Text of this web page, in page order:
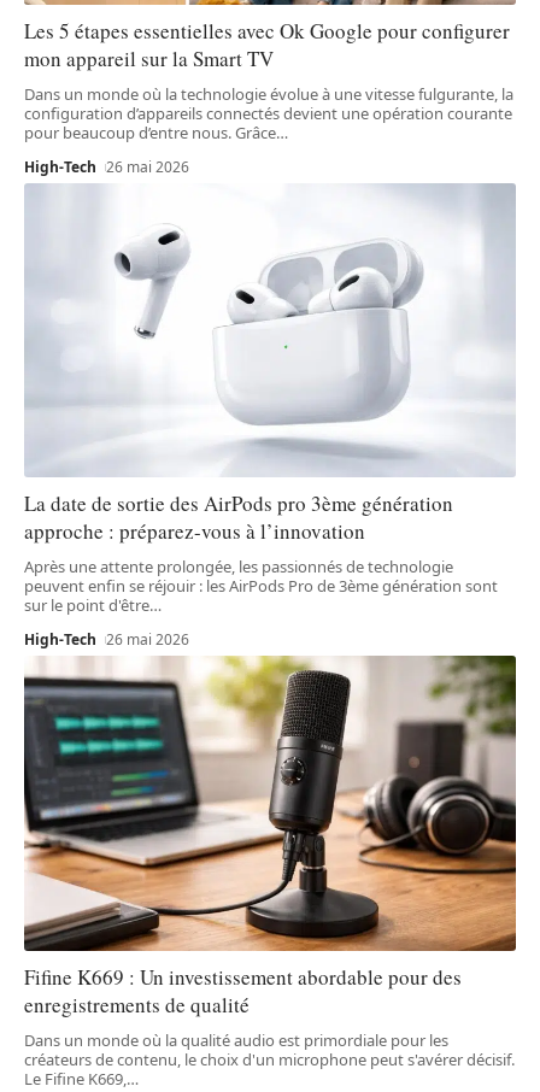
Les 5 étapes essentielles avec Ok Google pour configurer
mon appareil sur la Smart TV
Dans un monde où la technologie évolue à une vitesse fulgurante, la
configuration d’appareils connectés devient une opération courante
pour beaucoup d’entre nous. Grâce…
High-Tech 26 mai 2026
La date de sortie des AirPods pro 3ème génération
approche : préparez-vous à l’innovation
Après une attente prolongée, les passionnés de technologie
peuvent enfin se réjouir : les AirPods Pro de 3ème génération sont
sur le point d'être…
High-Tech 26 mai 2026
Fifine K669 : Un investissement abordable pour des
enregistrements de qualité
Dans un monde où la qualité audio est primordiale pour les
créateurs de contenu, le choix d'un microphone peut s'avérer décisif.
Le Fifine K669,…